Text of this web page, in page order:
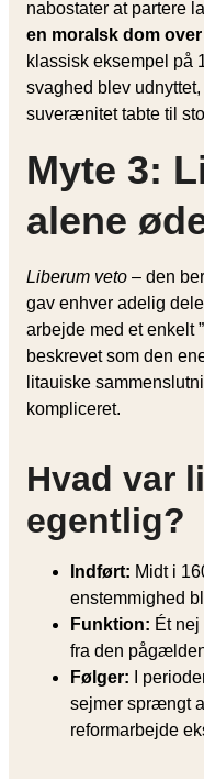
nabostater at partere
en moralsk dom
klassisk eksempel på
svaghed blev
suverænitet tabte til
Myte 3:
alene
Liberum veto – den
gav enhver adelig
arbejde med et enkelt
beskrevet som den
litauiske
kompliceret.
Hvad var
egentlig?
Indført: Midt i
enstemmighed
Funktion: Ét
fra den
Følger: I
sejmer sprængt
reformarbejde